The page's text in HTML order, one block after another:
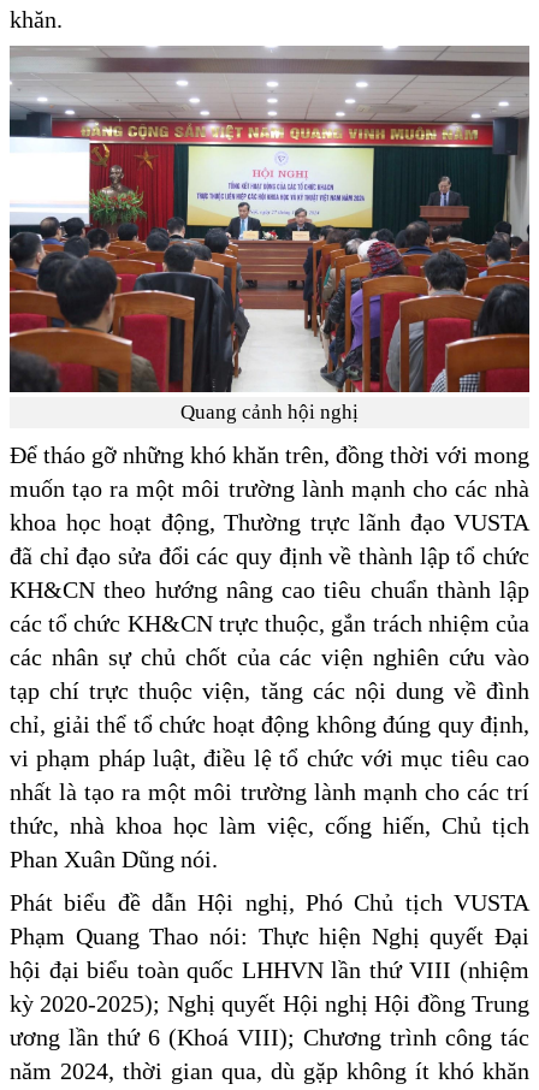
khăn.
Quang cảnh hội nghị
Để tháo gỡ những khó khăn trên, đồng thời với mong
muốn tạo ra một môi trường lành mạnh cho các nhà
khoa học hoạt động, Thường trực lãnh đạo VUSTA
đã chỉ đạo sửa đổi các quy định về thành lập tổ chức
KH&CN theo hướng nâng cao tiêu chuẩn thành lập
các tổ chức KH&CN trực thuộc, gắn trách nhiệm của
các nhân sự chủ chốt của các viện nghiên cứu vào
tạp chí trực thuộc viện, tăng các nội dung về đình
chỉ, giải thể tổ chức hoạt động không đúng quy định,
vi phạm pháp luật, điều lệ tổ chức với mục tiêu cao
nhất là tạo ra một môi trường lành mạnh cho các trí
thức, nhà khoa học làm việc, cống hiến, Chủ tịch
Phan Xuân Dũng nói.
Phát biểu đề dẫn Hội nghị, Phó Chủ tịch VUSTA
Phạm Quang Thao nói: Thực hiện Nghị quyết Đại
hội đại biểu toàn quốc LHHVN lần thứ VIII (nhiệm
kỳ 2020-2025); Nghị quyết Hội nghị Hội đồng Trung
ương lần thứ 6 (Khoá VIII); Chương trình công tác
năm 2024, thời gian qua, dù gặp không ít khó khăn